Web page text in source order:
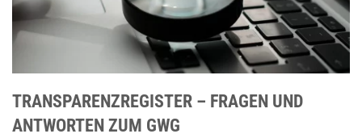
TRANSPARENZREGISTER – FRAGEN UND
ANTWORTEN ZUM GWG